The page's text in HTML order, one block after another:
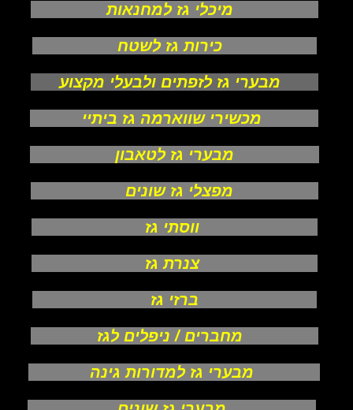
מיכלי גז למחנאות
כירות גז לשטח
מבערי גז לזפתים ולבעלי מקצוע
מכשירי שווארמה גז ביתיי
מבערי גז לטאבון
מפצלי גז שונים
ווסתי גז
צנרת גז
ברזי גז
מחברים / ניפלים לגז
מבערי גז למדורות גינה